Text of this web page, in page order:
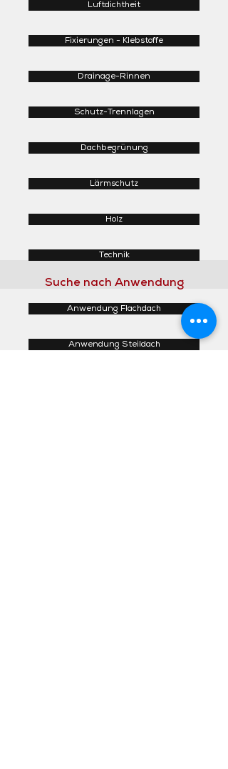
Luftdichtheit
Fixierungen - Klebstoffe
Drainage-Rinnen
Schutz-Trennlagen
Dachbegrünung
Lärmschutz
Holz
Technik
Suche nach Anwendung
Anwendung Flachdach
Anwendung Steildach